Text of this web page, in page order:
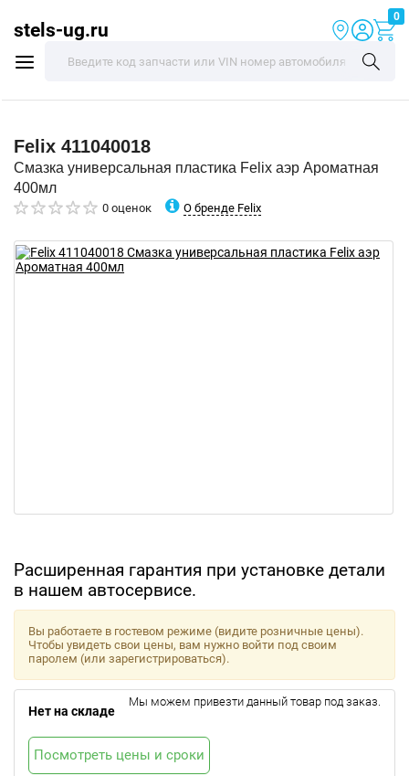
stels-ug.ru
0
Felix 411040018
Смазка универсальная пластика Felix аэр Ароматная
400мл
0 оценок О бренде Felix
Расширенная гарантия при установке детали
в нашем автосервисе.
Вы работаете в гостевом режиме (видите розничные цены).
Чтобы увидеть свои цены, вам нужно войти под своим
паролем (или зарегистрироваться).
Нет на складе
Мы можем привезти данный товар под заказ.
Посмотреть цены и сроки